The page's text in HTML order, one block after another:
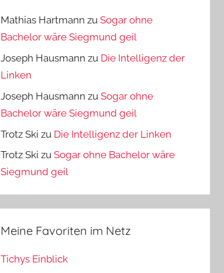
Mathias Hartmann zuSogar ohne
Bachelor wäre Siegmund geil
Joseph Hausmann zu Die Intelligenz der
Linken
Joseph Hausmann zuSogar ohne
Bachelor wäre Siegmund geil
Trotz Ski zu Die Intelligenz der Linken
Trotz Ski zuSogar ohne Bachelor wäre
Siegmund geil
Meine Favoriten im Netz
Tichys Einblick